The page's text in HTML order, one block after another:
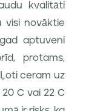
kvalitāti
visi novāktie
aptuveni
protams,
ceram uz
C vai 22 C